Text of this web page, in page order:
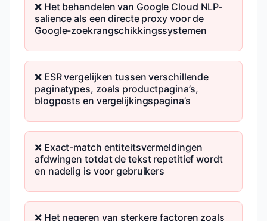
❌ Het behandelen van Google Cloud NLP-
salience als een directe proxy voor de
Google-zoekrangschikkingssystemen
❌ ESR vergelijken tussen verschillende
paginatypes, zoals productpagina’s,
blogposts en vergelijkingspagina’s
❌ Exact-match entiteitsvermeldingen
afdwingen totdat de tekst repetitief wordt
en nadelig is voor gebruikers
❌ Het negeren van sterkere factoren zoals